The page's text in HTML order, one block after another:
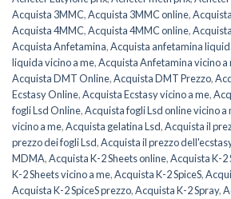
Acquista 3MMC,Acquista 3MMC online,
Acquista 4MMC,Acquista 4MMC online,
Acquista Anfetamina,Acquista anfetamina
liquida vicino a me,Acquista Anfetamina vicino a
Acquista DMT Online,Acquista DMT Prezzo,
Ecstasy Online,Acquista Ecstasy vicino a me,
fogli Lsd Online,Acquista fogli Lsd online vicino a
vicino a me,Acquista gelatina Lsd,Acquista il
prezzo dei fogli Lsd,Acquista il prezzo
MDMA,Acquista K-2 Sheets online,Acquista K-2
K-2 Sheets vicino a me,Acquista K-2 SpiceS,
Acquista K-2 SpiceS prezzo,Acquista K-2 Spray,